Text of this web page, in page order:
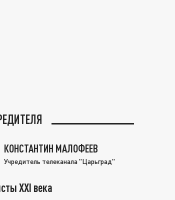
КОНСТАНТИН МАЛОФЕЕВ
Учредитель телеканала "Царьград"
XXI века